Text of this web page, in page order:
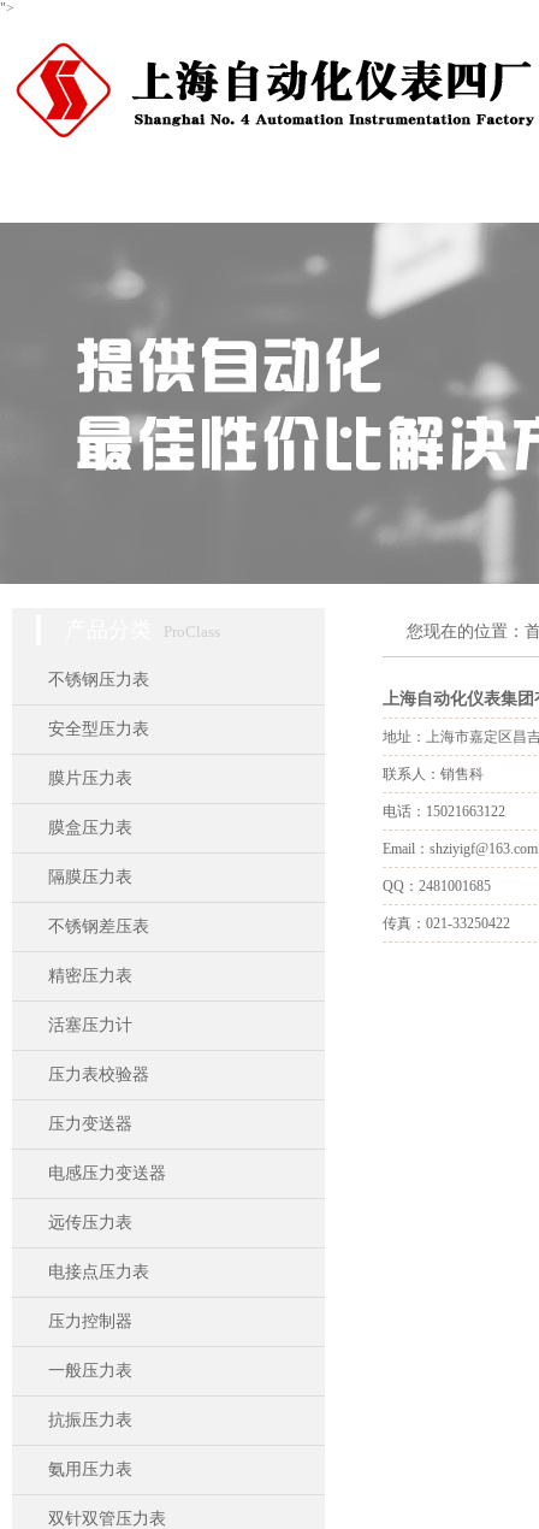
">
ProClass
不锈钢压力表
安全型压力表
膜片压力表
膜盒压力表
隔膜压力表
不锈钢差压表
精密压力表
活塞压力计
压力表校验器
压力变送器
电感压力变送器
远传压力表
电接点压力表
压力控制器
一般压力表
抗振压力表
氨用压力表
双针双管压力表
您现在的位置：
上海自动化仪表集团
地址：上海市嘉定区昌
联系人：销售科
电话：15021663122
Email：shziyigf@163.com
QQ：2481001685
传真：021-33250422